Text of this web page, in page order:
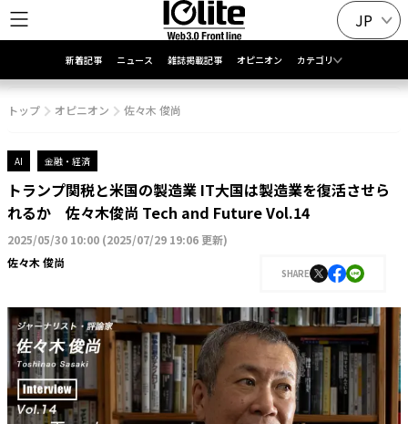
JP
新着記事 ニュース 雑誌掲載記事 オピニオン カテゴリ
トップ オピニオン 佐々木 俊尚
AI 金融・経済
トランプ関税と米国の製造業 IT大国は製造業を復活させら
れるか 佐々木俊尚 Tech and Future Vol.14
2025/05/30 10:00 (2025/07/29 19:06 更新)
佐々木 俊尚
SHARE